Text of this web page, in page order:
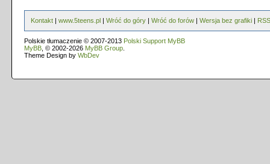
Kontakt | www.5teens.pl | Wróć do góry | Wróć do forów | Wersja bez grafiki | RSS
Polskie tłumaczenie © 2007-2013 Polski Support MyBB
MyBB , © 2002-2026 MyBB Group
Theme Design by WbDev